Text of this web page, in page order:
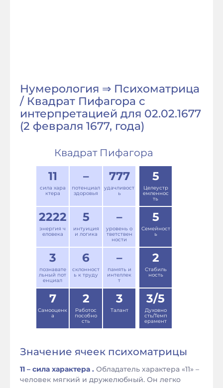
Нумерология ⇒ Психоматрица
/ Квадрат Пифагора с
интерпретацией для 02.02.1677
(2 февраля 1677, года)
Квадрат Пифагора
11
сила хара
ктера
–
потенциал
здоровья
777
удачливост
ь
2222
энергия ч
еловека
5
интуиция
и логика
–
уровень о
тветствен
ности
3
познавате
льный пот
енциал
6
склонност
ь к труду
–
память и
интеллек
т
5
Целеустр
емленнос
ть
5
Семейност
ь
2
Стабиль
ность
7
Самооценк
а
2
Работос
пособно
сть
3
Талант
3/5
Духовно
сть/Темп
ерамент
Значение ячеек психоматрицы
11 – сила характера . Обладатель характера «11» –
человек мягкий и дружелюбный. Он легко